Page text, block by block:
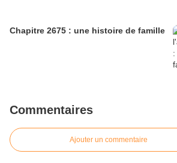
Chapitre 2675 : une histoire de famille
Commentaires
Ajouter un commentaire